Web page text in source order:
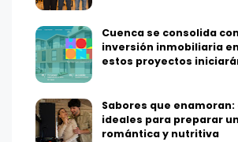
Cuenca se consolida
inversión inmobiliaria
estos proyectos
Sabores que
ideales para preparar
romántica y nutritiva